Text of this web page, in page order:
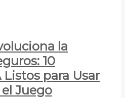
la
10
para Usar
Juego